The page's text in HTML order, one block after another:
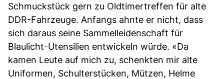
Schmuckstück gern zu Oldtimertreffen für alte
DDR-Fahrzeuge. Anfangs ahnte er nicht, dass
sich daraus seine Sammelleidenschaft für
Blaulicht-Utensilien entwickeln würde. «Da
kamen Leute auf mich zu, schenkten mir alte
Uniformen, Schulterstücken, Mützen, Helme